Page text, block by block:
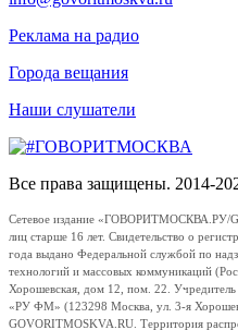
Реклама на радио
Города вещания
Наши слушатели
Все права защищены. 2014-
Сетевое издание «ГОВОРИТМОСКВА.РУ/
лиц старше 16 лет. Свидетельство о
года выдано Федеральной службой по
технологий и массовых коммуникаций
Хорошевская, дом 12, пом. 22.
«РУ ФМ» (123298 Москва, ул. 3-я
GOVORITMOSKVA.RU. Территория